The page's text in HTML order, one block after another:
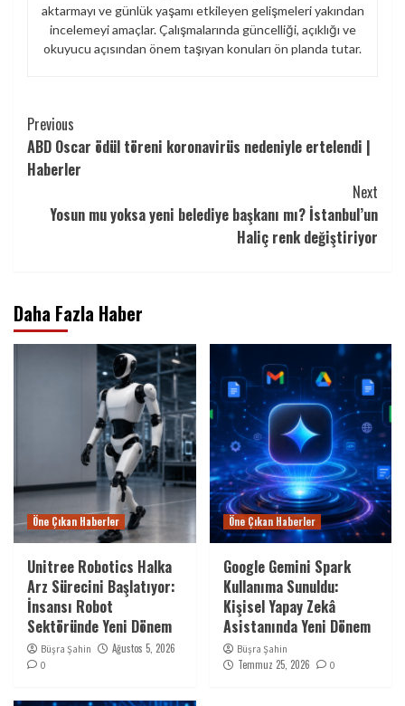
aktarmayı ve günlük yaşamı etkileyen gelişmeleri yakından
incelemeyi amaçlar. Çalışmalarında güncelliği, açıklığı ve
okuyucu açısından önem taşıyan konuları ön planda tutar.
Continue
Reading
Previous
ABD Oscar ödül töreni koronavirüs nedeniyle ertelendi |
Haberler
Next
Yosun mu yoksa yeni belediye başkanı mı? İstanbul’un
Haliç renk değiştiriyor
Daha Fazla Haber
Öne Çıkan Haberler
Unitree Robotics Halka
Arz Sürecini Başlatıyor:
İnsansı Robot
Sektöründe Yeni Dönem
Büşra Şahin Ağustos 5, 2026
0
Öne Çıkan Haberler
Google Gemini Spark
Kullanıma Sunuldu:
Kişisel Yapay Zekâ
Asistanında Yeni Dönem
Büşra Şahin
Temmuz 25, 2026 0